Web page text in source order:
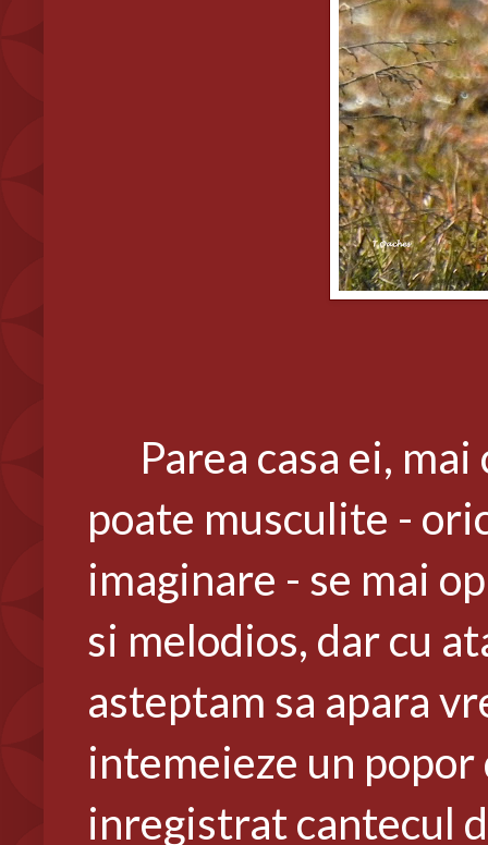
Parea casa ei, mai
poate musculite -
imaginare - se mai
si melodios, dar cu
asteptam sa apara
intemeieze un
inregistrat cantecul